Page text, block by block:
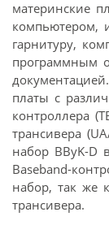
материнские
компьютером,
гарнитуру,
программным
платы с
контроллера
трансивера
набор BByK-D
Baseband-
набор, так же
трансивера.